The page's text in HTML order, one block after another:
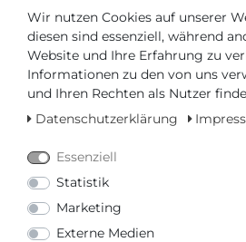
- Wasserdicht bis (bar): 30,00
- Breite des Armbands in mm / Zoll:
ArtikelnummerC048.807.44.051.01
1075,00 €
Wir nutzen Cookies auf unserer
diesen sind essenziell, während
Website und Ihre Erfahrung zu
Informationen zu den von uns
und Ihren Rechten als Nutzer
Datenschutzerklärung
Essenziell
Statistik
Marketing
Externe Medien